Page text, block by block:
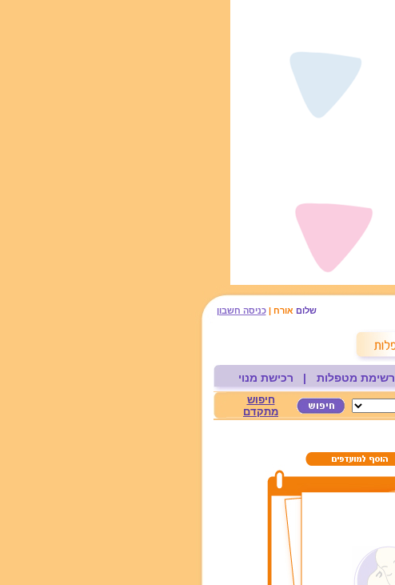
שלום אורח |כניסה חשבון
רשימת מטפלות | רכישת מנוי
חיפוש
מתקדם